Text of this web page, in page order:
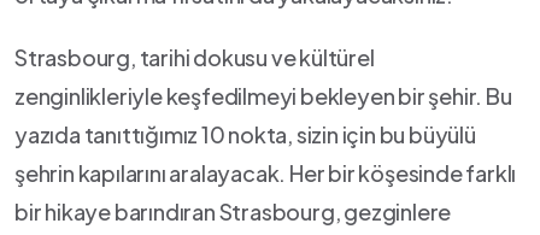
Strasbourg, tarihi dokusu ve kültürel
zenginlikleriyle keşfedilmeyi bekleyen bir şehir. Bu
yazıda tanıttığımız 10⁤ nokta, sizin için bu büyülü
şehrin kapılarını aralayacak. Her bir köşesinde farklı
bir hikaye barındıran Strasbourg, gezginlere